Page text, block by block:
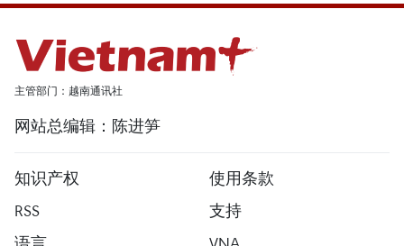
主管部门：越南通讯社
网站总编辑：陈进笋
知识产权
使用条款
RSS
支持